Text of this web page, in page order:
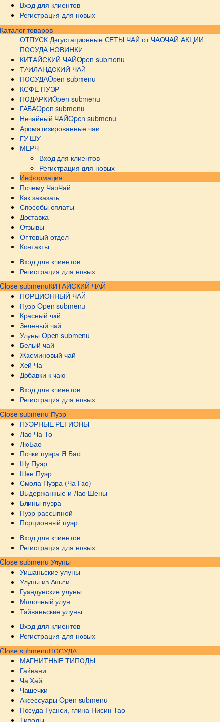
Вход для клиентов
Регистрация для новых
Каталог товаров
ОТПУСК Дегустационные СЕТЫ ЧАЙ от ЧАОЧАЙ АКЦИИ
ПОСУДА НОВИНКИ
КИТАЙСКИЙ ЧАЙOpen submenu
ТАИЛАНДСКИЙ ЧАЙ
ПОСУДАOpen submenu
КОФЕ ПУЭР
ПОДАРКИOpen submenu
ГАБАOpen submenu
Нечайный ЧАЙOpen submenu
Ароматизированные чаи
ГУ ШУ
МЕРЧ
Вход для клиентов
Регистрация для новых
Информация
Почему ЧаоЧай
Как заказать
Способы оплаты
Доставка
Отзывы
Оптовый отдел
Контакты
Вход для клиентов
Регистрация для новых
Close submenuКИТАЙСКИЙ ЧАЙ
ПОРЦИОННЫЙ ЧАЙ
Пуэр Open submenu
Красный чай
Зеленый чай
Улуны Open submenu
Белый чай
Жасминовый чай
Хей Ча
Добавки к чаю
Вход для клиентов
Регистрация для новых
Close submenu Пуэр
ПУЭРНЫЕ РЕГИОНЫ
Лао Ча То
ЛюБао
Почки пуэра Я Бао
Шу Пуэр
Шен Пуэр
Смола Пуэра (Ча Гао)
Выдержанные и Лао Шены
Блины пуэра
Пуэр рассыпной
Порционный пуэр
Вход для клиентов
Регистрация для новых
Close submenu Улуны
Уишаньские улуны
Улуны из Аньси
Гуандунские улуны
Молочный улун
Тайваньские улуны
Вход для клиентов
Регистрация для новых
Close submenuПОСУДА
МАГНИТНЫЕ ТИПОДЫ
Гайвани
Ча Хай
Чашечки
Аксессуары Open submenu
Посуда Гуанси, глина Нисин Тао
Типоды